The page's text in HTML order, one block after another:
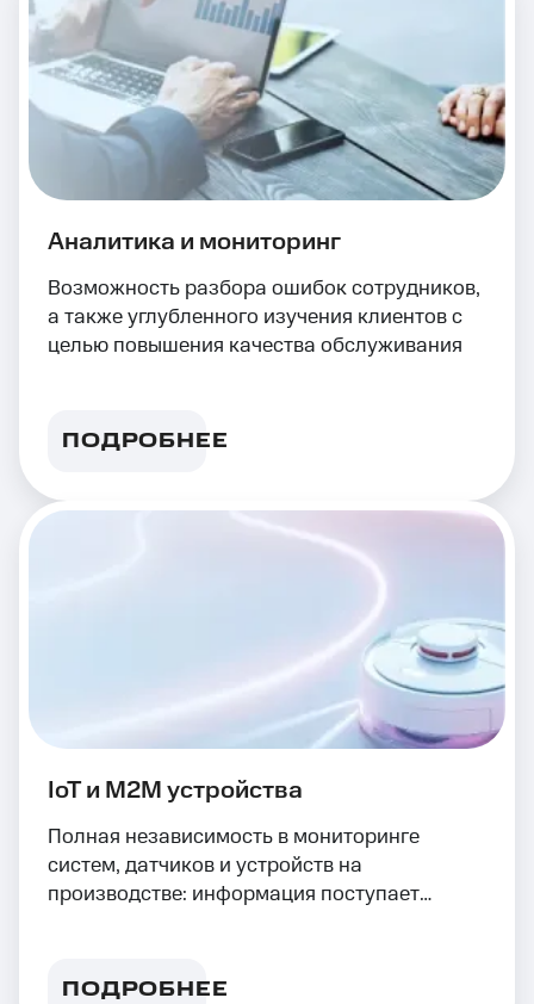
Аналитика и мониторинг
Возможность разбора ошибок сотрудников,
а также углубленного изучения клиентов с
целью повышения качества обслуживания
ПОДРОБНЕЕ
IoT и M2M устройства
Полная независимость в мониторинге
систем, датчиков и устройств на
производстве: информация поступает
ПОДРОБНЕЕ